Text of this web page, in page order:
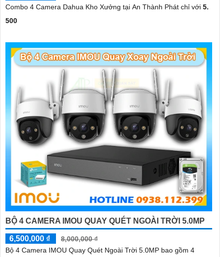
Combo 4 Camera Dahua Kho Xưởng tại An Thành Phát chỉ với 5.
500
BỘ 4 CAMERA IMOU QUAY QUÉT NGOÀI TRỜI 5.0MP
6,500,000 ₫
8,000,000 ₫
Bộ 4 Camera IMOU Quay Quét Ngoài Trời 5.0MP bao gồm 4